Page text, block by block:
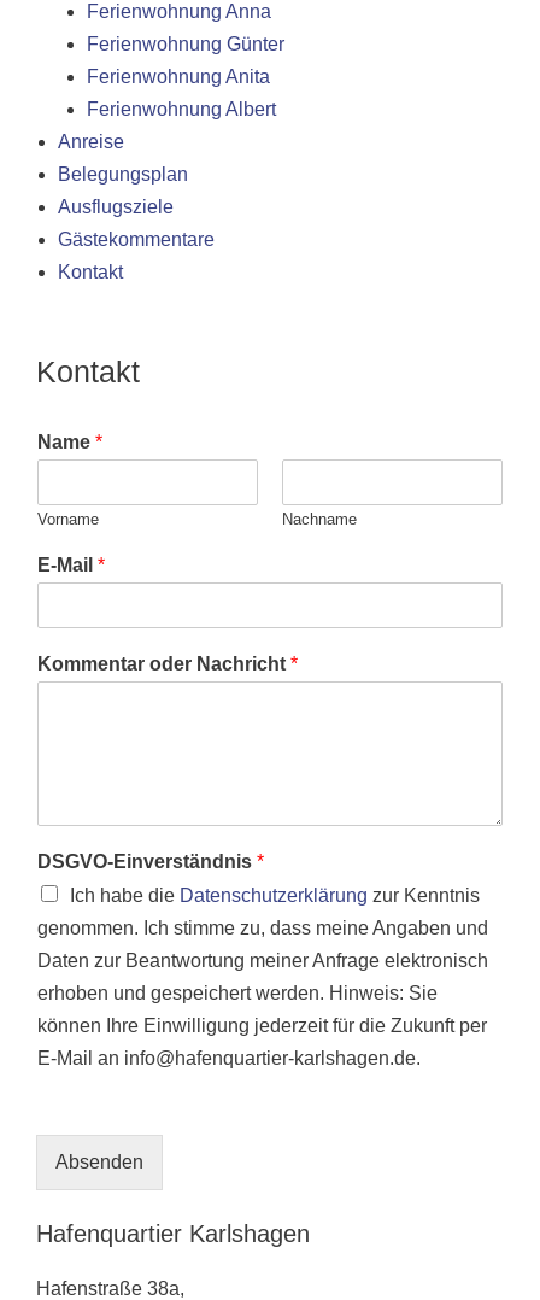
Ferienwohnung Anna
Ferienwohnung Günter
Ferienwohnung Anita
Ferienwohnung Albert
Anreise
Belegungsplan
Ausflugsziele
Gästekommentare
Kontakt
Kontakt
Name *
Vorname Nachname
E-Mail *
Kommentar oder Nachricht *
D
S
G
V
-
E
i
v
s
ä
d
i
DSGVO-Einverständnis *
Ich habe die Datenschutzerklärung zur Kenntnis
genommen. Ich stimme zu, dass meine Angaben und
Daten zur Beantwortung meiner Anfrage elektronisch
erhoben und gespeichert werden. Hinweis: Sie
können Ihre Einwilligung jederzeit für die Zukunft per
E-Mail an info@hafenquartier-karlshagen.de.
Absenden
Hafenquartier Karlshagen
Hafenstraße 38a,